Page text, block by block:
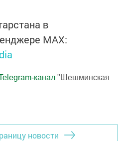
в
MАХ:
канал "Шешминская
новости